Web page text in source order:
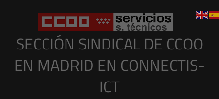
SECCIÓN SINDICAL DE CCOO
EN MADRID EN CONNECTIS-
ICT